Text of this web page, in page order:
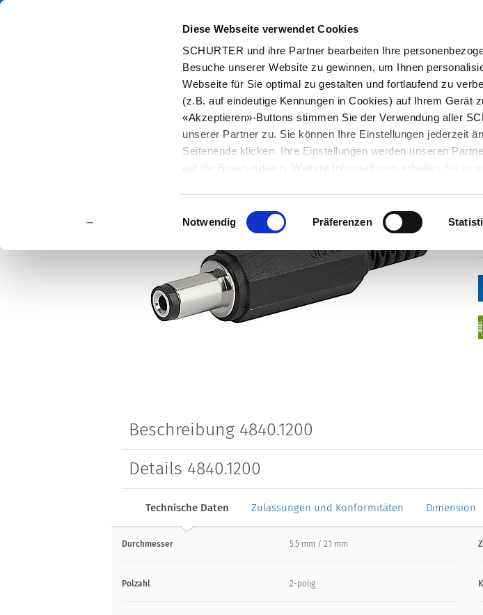
Diese Webseite verwendet Cookies
SCHURTER und ihre Partner bearbeiten Ihre
Besuche unserer Website zu gewinnen, um Ihnen
Webseite für Sie optimal zu gestalten und fortlaufend zu
(z.B. auf eindeutige Kennungen in Cookies) auf Ihrem Gerät
«Akzeptieren»-Buttons stimmen Sie der Verwendung aller
unserer Partner zu. Sie können Ihre Einstellungen jederzeit
Seitenende klicken. Ihre Einstellungen werden unseren
auf die Browserdaten. Weitere Informationen erhalten Sie in
Einwilligungsauswahl
Notwendig Präferenzen
Katalog
,
Beschreibung 4840.1200
Details 4840.1200
Technische Daten Zulassungen und Konformitäten Dimension
Durchmesser 5.5 mm / 2.1 mm
Polzahl 2-polig